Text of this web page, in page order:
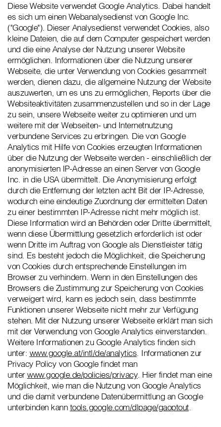
Diese Website verwendet Google Analytics. Dabei handelt
es sich um einen Webanalysedienst von Google Inc.
("Google"). Dieser Analysedienst verwendet Cookies, also
kleine Dateien, die auf dem Computer gespeichert werden
und die eine Analyse der Nutzung unserer Website
ermöglichen. Informationen über die Nutzung unserer
Webseite, die unter Verwendung von Cookies gesammelt
werden, dienen dazu, die allgemeine Nutzung der Website
auszuwerten, um es uns zu ermöglichen, Reports über die
Websiteaktivitäten zusammenzustellen und so in der Lage
zu sein, unsere Webseite weiter zu optimieren und um
weitere mit der Webseiten- und Internetnutzung
verbundene Services zu erbringen. Die von Google
Analytics mit Hilfe von Cookies erzeugten Informationen
über die Nutzung der Webseite werden - einschließlich der
anonymisierten IP-Adresse an einen Server von Google
Inc. in die USA übermittelt. Die Anonymisierung erfolgt
durch die Entfernung der letzten acht Bit der IP-Adresse,
wodurch eine eindeutige Zuordnung der ermittelten Daten
zu einer bestimmten IP-Adresse nicht mehr möglich ist.
Diese Information wird an Behörden oder Dritte übermittelt,
wenn diese Übermittlung gesetzlich erforderlich ist oder
wenn Dritte im Auftrag von Google als Dienstleister tätig
sind. Es besteht jedoch die Möglichkeit, die Speicherung
von Cookies durch entsprechende Einstellungen im
Browser zu verhindern. Wenn in den Einstellungen des
Browsers die Zustimmung zur Speicherung von Cookies
verweigert wird, kann es jedoch sein, dass bestimmte
Funktionen unserer Webseite nicht mehr zur Verfügung
stehen. Mit der Nutzung unserer Webseite erklärt man sich
mit der Verwendung von Google Analytics einverstanden.
Weitere Informationen zu Google Analytics finden sich
unter: www.google.at/intl/de/analytics. Informationen zur
Privacy Policy von Google findet man
unterwww.google.de/policies/privacy. Hier findet man eine
Möglichkeit, wie man die Nutzung von Google Analytics
und die damit verbundene Datenübermittlung an Google
unterbinden kanntools.google.com/dlpage/gaoptout.